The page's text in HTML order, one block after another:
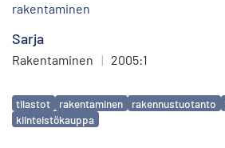
rakentaminen
Sarja
Rakentaminen | 2005:1
Avainsanat
tilastot rakentaminen rakennustuotanto
kiinteistökauppa